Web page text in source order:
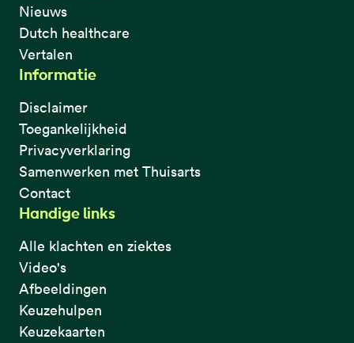
Nieuws
Dutch healthcare
Vertalen
Informatie
Disclaimer
Toegankelijkheid
Privacyverklaring
Samenwerken met Thuisarts
Contact
Handige links
Alle klachten en ziektes
Video's
Afbeeldingen
Keuzehulpen
Keuzekaarten